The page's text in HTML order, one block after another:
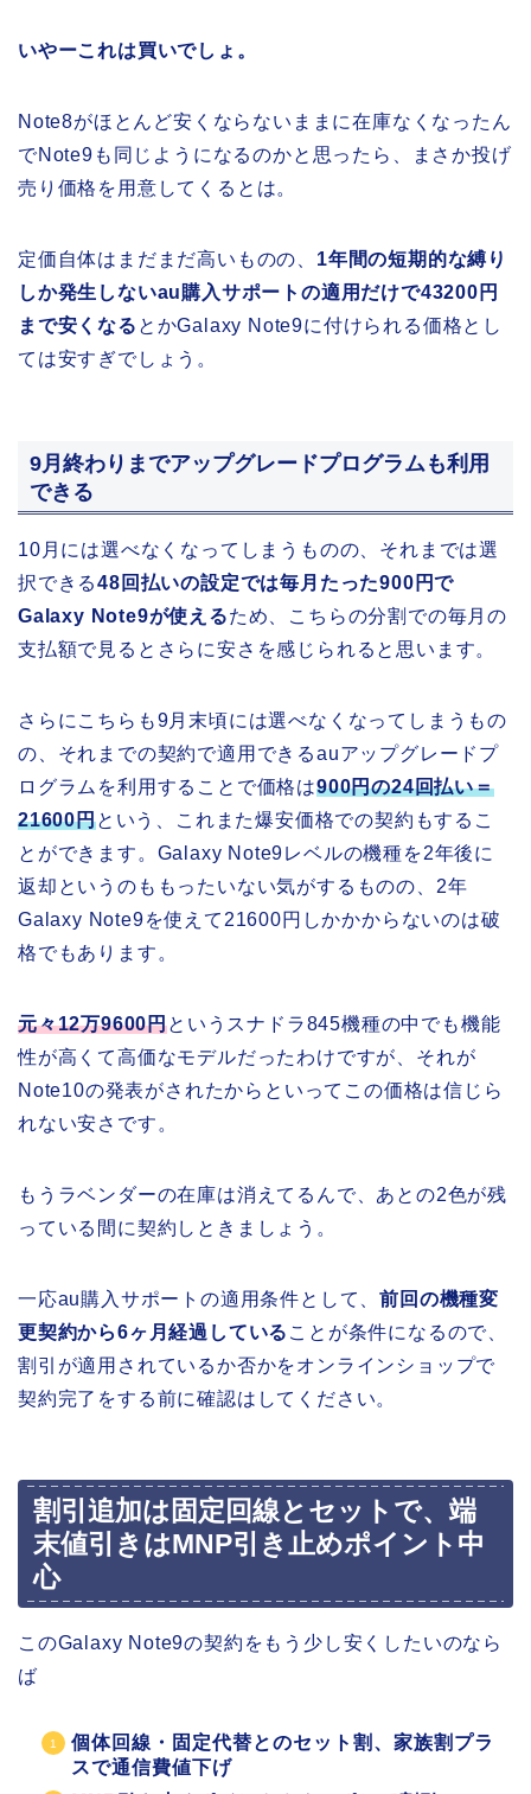
いやーこれは買いでしょ。
Note8がほとんど安くならないままに在庫なくなったん
でNote9も同じようになるのかと思ったら、まさか投げ
売り価格を用意してくるとは。
定価自体はまだまだ高いものの、 1年間の短期的な縛り
しか発生しないau購入サポートの適用だけで43200円
まで安くなる とかGalaxy Note9に付けられる価格とし
ては安すぎでしょう。
9月終わりまでアップグレードプログラムも利用
できる
10月には選べなくなってしまうものの、それまでは選
択できる48回払いの設定では毎月たった900円で
Galaxy Note9が使えるため、こちらの分割での毎月の
支払額で見るとさらに安さを感じられると思います。
さらにこちらも9月末頃には選べなくなってしまうもの
の、それまでの契約で適用できるauアップグレードプ
ログラムを利用することで価格は900円の24回払い＝
21600円という、これまた爆安価格での契約もするこ
とができます。Galaxy Note9レベルの機種を2年後に
返却というのももったいない気がするものの、2年
Galaxy Note9を使えて21600円しかかからないのは破
格でもあります。
元々12万9600円というスナドラ845機種の中でも機能
性が高くて高価なモデルだったわけですが、それが
Note10の発表がされたからといってこの価格は信じら
れない安さです。
もうラベンダーの在庫は消えてるんで、あとの2色が残
っている間に契約しときましょう。
一応au購入サポートの適用条件として、前回の機種変
更契約から6ヶ月経過している ことが条件になるので、
割引が適用されているか否かをオンラインショップで
契約完了をする前に確認はしてください。
割引追加は固定回線とセットで、端
末値引きはMNP引き止めポイント中
心
このGalaxy Note9の契約をもう少し安くしたいのなら
ば
個体回線・固定代替とのセット割、家族割プラ
スで通信費値下げ